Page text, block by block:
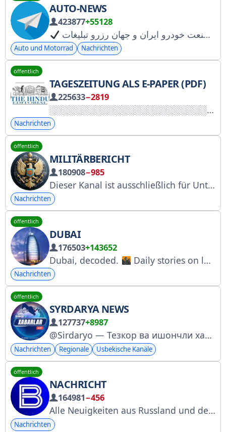
AUTO-NEWS
423877+55128
Auto und Motorrad Nachrichten
öffentlich
TAGESZEITUNG ALS E-PAPER (PDF)
225633−2819
Nachrichten
öffentlich
MILITÄRBERICHT
180908−985
Dieser Kanal ist ausschließlich für Unterstützer der russischen Armee. Ich überprüfe Ihren Wohnsitz; Anfragen werden umgehend bearbeitet. Link zum Einladen eines Freundes: https://t.me/+dpKR8jl9CzxiZDAy RKN – Nr. 5220485957 Werbung: @AmunRaMe Management: https://t.me/VoenSvodka
Nachrichten
öffentlich
DUBAI
176503+143652
Dubai, decoded. Daily stories on luxury, real estate, innovation & the lifestyle of the world’s fastest-growing city.
Nachrichten
öffentlich
SYRDARYA NEWS
127737+8987
@Sirdaryo — Тезкор ва ишончли хабарлар ✓
Nachrichten Regionale Usbekische Kanäle
öffentlich
NACHRICHT
164981−456
Alle Neuigkeiten aus Russland und der Welt von den Redakteuren und Autoren der VGTRK-Website: https://www.vesti.ru E-Mail der Redaktion: info@vesti.ru Eintragung im RKN-Register: https://www.gosuslugi.ru/snet/679289ecf3169f6df90deb84
Nachrichten